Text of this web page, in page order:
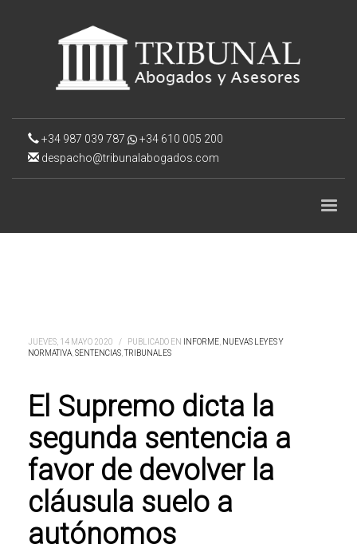
+34 987 039 787
+34 610 005 200
despacho@tribunalabogados.com
JUEVES, 14 MAYO 2020 / PUBLICADO EN INFORME NUEVAS LEYES Y
NORMATIVA SENTENCIAS ,TRIBUNALES
El Supremo dicta la
segunda sentencia a
favor de devolver la
cláusula suelo a
autónomos